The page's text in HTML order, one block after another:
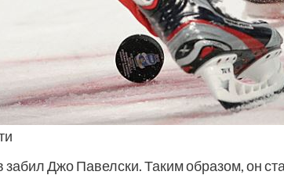
забил Джо Павелски. Таким образом, он